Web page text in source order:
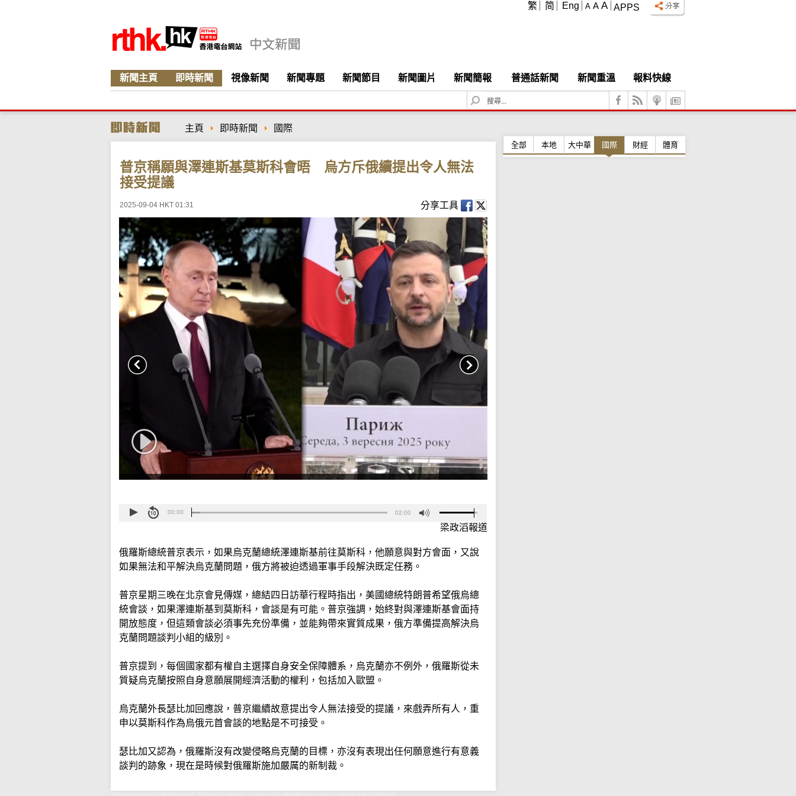
APPS
A A A
繁 简 Eng
新聞主頁 即時新聞 視像新聞 新聞專題 新聞節目 新聞圖片 新聞簡報 普通話新聞 新聞重溫
報料快線
S
e
c
主頁 即時新聞 國際
普京稱願與澤連斯基莫斯科會晤 烏方斥俄續提出令人無法
接受提議
2025-09-04 HKT 01:31 分享工具
00:00 02:00
梁政滔報道
俄羅斯總統普京表示，如果烏克蘭總統澤連斯基前往莫斯科，他願意與對方會面，又說
如果無法和平解決烏克蘭問題，俄方將被迫透過軍事手段解決既定任務。
普京星期三晚在北京會見傳媒，總結四日訪華行程時指出，美國總統特朗普希望俄烏總
統會談，如果澤連斯基到莫斯科，會談是有可能。普京強調，始終對與澤連斯基會面持
開放態度，但這類會談必須事先充份準備，並能夠帶來實質成果，俄方準備提高解決烏
克蘭問題談判小組的級別。
普京提到，每個國家都有權自主選擇自身安全保障體系，烏克蘭亦不例外，俄羅斯從未
質疑烏克蘭按照自身意願展開經濟活動的權利，包括加入歐盟。
烏克蘭外長瑟比加回應說，普京繼續故意提出令人無法接受的提議，來戲弄所有人，重
申以莫斯科作為烏俄元首會談的地點是不可接受。
瑟比加又認為，俄羅斯沒有改變侵略烏克蘭的目標，亦沒有表現出任何願意進行有意義
談判的跡象，現在是時候對俄羅斯施加嚴厲的新制裁。
全部 本地 大中華 國際 財經 體育